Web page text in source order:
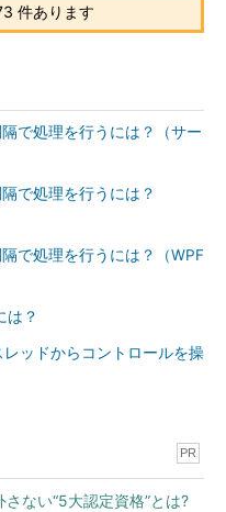
件あります
で処理を行うには？（サー
で処理を行うには？
で処理を行うには？（WPF
は？
ッドからコントロールを操
PR
ない“5大認定資格”とは?